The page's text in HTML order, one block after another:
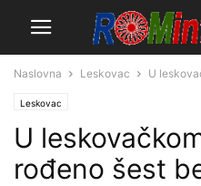
Naslovna Leskovac U
Leskovac
U
rođeno šest